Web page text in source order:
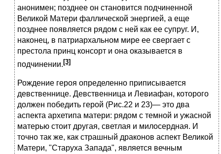
анонимен; позднее он становится подчиненной
Великой Матери фаллической энергией, а еще
позднее появляется рядом с ней как ее супруг. И,
наконец, в патриархальном мире ее свергает с
престола принц консорт и она оказывается в
подчинении. [3]
Рождение героя определенно приписывается
девственнице. Девственница и Левиафан, которого
должен победить герой (Рис.22 и 23)— это два
аспекта архетипа матери: рядом с темной и ужасной
матерью стоит другая, светлая и милосердная. И
точно так же, как страшный драконов аспект Великой
Матери, "Старуха Запада", является вечным